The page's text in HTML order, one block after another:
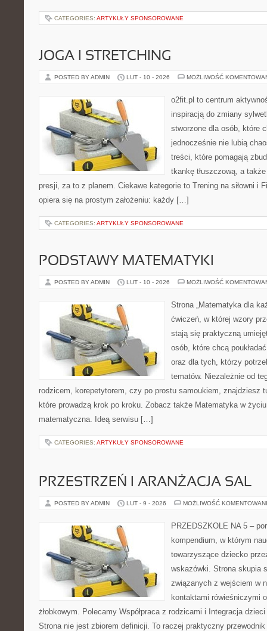
CATEGORIES: ARTYKUŁY SPONSOROWANE
JOGA I STRETCHING
POSTED BY ADMIN LUT - 10 - 2026 MOŻLIWOŚĆ
o2fit.pl to centrum
inspiracją do zmiany
stworzone dla osób, które
jednocześnie nie lubią
treści, które pomagają
tkankę tłuszczową, a
presji, za to z planem. Ciekawe kategorie to Trening na siłowni i
opiera się na prostym założeniu: każdy […]
CATEGORIES: ARTYKUŁY SPONSOROWANE
PODSTAWY MATEMATYKI
POSTED BY ADMIN LUT - 10 - 2026 MOŻLIWOŚĆ
Strona „Matematyka dla
ćwiczeń, w której wzory
stają się praktyczną
osób, które chcą
oraz dla tych, którzy
tematów. Niezależnie od
rodzicem, korepetytorem, czy po prostu samoukiem, znajdziesz
które prowadzą krok po kroku. Zobacz także Matematyka w
matematyczna. Ideą serwisu […]
CATEGORIES: ARTYKUŁY SPONSOROWANE
PRZESTRZEŃ I ARANŻACJA SAL
POSTED BY ADMIN LUT - 9 - 2026 MOŻLIWOŚĆ
PRZEDSZKOLE NA 5 –
kompendium, w którym
towarzyszące dziecko
wskazówki. Strona skupia
związanych z wejściem w
kontaktami rówieśniczymi
żłobkowym. Polecamy Współpraca z rodzicami i Integracja
Strona nie jest zbiorem definicji. To raczej praktyczny